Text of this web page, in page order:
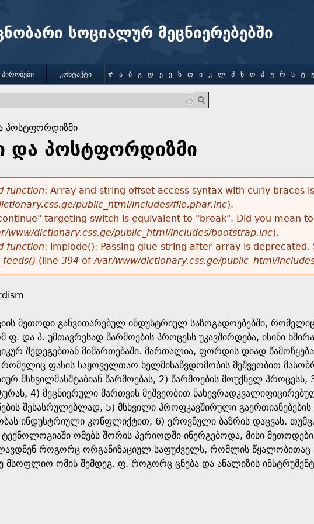
სოციალურ მეცნიერებებში
პოსტფორდიზმი
და პოსტფორდიზმი
function: Array and string offset access syntax with curly braces
public_html/includes/file.phar.inc).
targeting switch is equivalent to "break". Did you mean
www/dictionary.css.ge/public_html/includes/bootstrap.inc).
function: implode(): Passing glue string after array is
(line 394 of/var/www/dictionary.css.ge/public_html/
მეთოდი განვითარებულ ინდუსტრიულ საზოგადოებებში,
ფ. და პ. უმთავრესად წარმოების პროცესს უკავშირდება, ისინი
შედეგებთან მიმართებაში. მართალია, ფორდის დიად
ფასის საყოველთაო ხელმისაწვდომობის მეშვეობით
მსხვილმასშტაბიან წარმოებას, 2) წარმოების მოუქნელ
4) მეცნიერული მართვის მეშვეობით
შესასრულებლად, 5) მსხვილი პროფკავშირული
ინდუსტრიული კონფლიქტით, 6) ეროვნული ბაზრის დაცვას.
ტექნოლოგიაში ომებს შორის პერიოდში ინერგებოდა, მისი
როგორც ორგანიზაციულ საფუძველს, რომლის წყალობითაც
მსოფლიო ომის შემდეგ. ფ. როგორც ცნება და ანალიზის
ᲞᲘᲠᲝᲑᲔᲑᲘ ᲙᲝᲜᲢᲐᲥᲢᲘ # Ა Ბ Გ Დ Ე Ვ Ზ Თ Ი Კ Ლ Მ Ნ Ო Პ Ჟ Რ Ს Ტ Უ